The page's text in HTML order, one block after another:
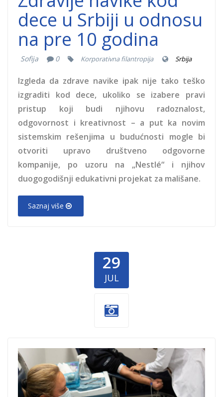
dece u Srbiji u odnosu
na pre 10 godina
Sofija 0 Korporativna filantropija Srbija
Izgleda da zdrave navike ipak nije tako teško
izgraditi kod dece, ukoliko se izabere pravi
pristup koji budi njihovu radoznalost,
odgovornost i kreativnost – a put ka novim
sistemskim rešenjima u budućnosti mogle bi
otvoriti upravo društveno odgovorne
kompanije, po uzoru na „Nestlé“ i njihov
duogogodišnji edukativni projekat za mališane.
Saznaj više
29
JUL
Davanje-krvi.jpg